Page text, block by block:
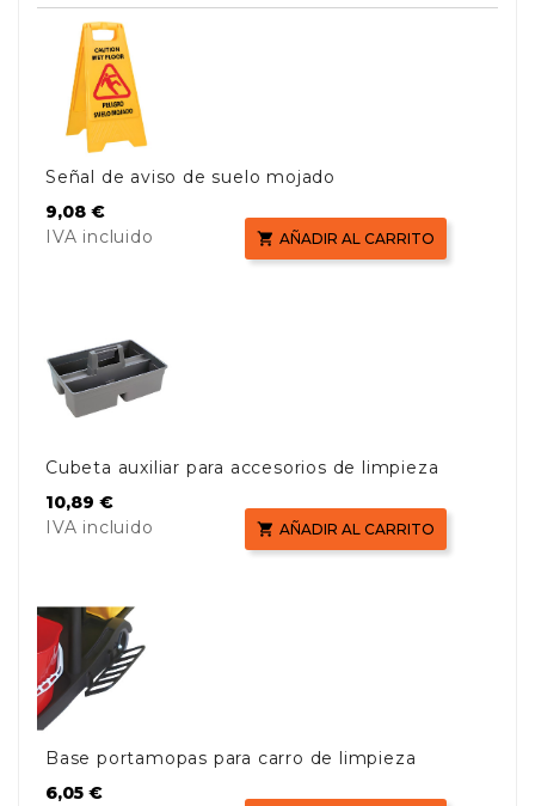
Señal de aviso de suelo mojado
Precio
9,08 €
IVA incluido
 AÑADIR AL CARRITO
Cubeta auxiliar para accesorios de limpieza
Precio
10,89 €
IVA incluido
 AÑADIR AL CARRITO
Base portamopas para carro de limpieza
Precio
6,05 €